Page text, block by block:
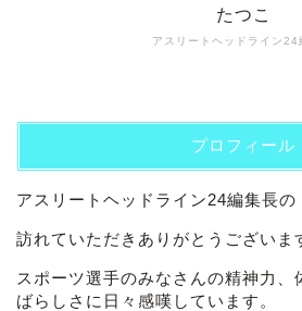
アスリートヘッドライン24
たつこ
プロフィール
アスリートヘッドライン24編集長の
訪れていただきありがとうございま
スポーツ選手のみなさんの精神力、
ばらしさに日々感嘆しています。